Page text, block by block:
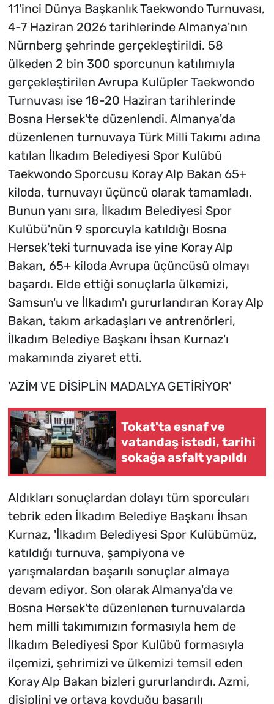
11'inci Dünya Başkanlık Taekwondo Turnuvası,
4-7 Haziran 2026 tarihlerinde Almanya'nın
Nürnberg şehrinde gerçekleştirildi. 58
ülkeden 2 bin 300 sporcunun katılımıyla
gerçekleştirilen Avrupa Kulüpler Taekwondo
Turnuvası ise 18-20 Haziran tarihlerinde
Bosna Hersek'te düzenlendi. Almanya'da
düzenlenen turnuvaya Türk Milli Takımı adına
katılan İlkadım Belediyesi Spor Kulübü
Taekwondo Sporcusu Koray Alp Bakan 65+
kiloda, turnuvayı üçüncü olarak tamamladı.
Bunun yanı sıra, İlkadım Belediyesi Spor
Kulübü'nün 9 sporcuyla katıldığı Bosna
Hersek'teki turnuvada ise yine Koray Alp
Bakan, 65+ kiloda Avrupa üçüncüsü olmayı
başardı. Elde ettiği sonuçlarla ülkemizi,
Samsun'u ve İlkadım'ı gururlandıran Koray Alp
Bakan, takım arkadaşları ve antrenörleri,
İlkadım Belediye Başkanı İhsan Kurnaz'ı
makamında ziyaret etti.
'AZİM VE DİSİPLİN MADALYA GETİRİYOR'
Tokat'ta esnaf ve
vatandaş istedi, tarihi
sokağa asfalt yapıldı
Aldıkları sonuçlardan dolayı tüm sporcuları
tebrik eden İlkadım Belediye Başkanı İhsan
Kurnaz, 'İlkadım Belediyesi Spor Kulübümüz,
katıldığı turnuva, şampiyona ve
yarışmalardan başarılı sonuçlar almaya
devam ediyor. Son olarak Almanya'da ve
Bosna Hersek'te düzenlenen turnuvalarda
hem milli takımımızın formasıyla hem de
İlkadım Belediyesi Spor Kulübü formasıyla
ilçemizi, şehrimizi ve ülkemizi temsil eden
Koray Alp Bakan bizleri gururlandırdı. Azmi,
disiplini ve ortaya koyduğu başarılı